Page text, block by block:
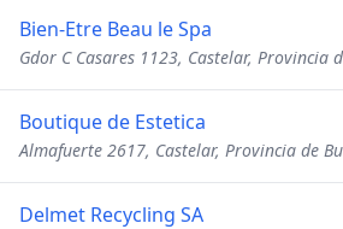
Bien-Etre Beau le Spa
Gdor C Casares 1123, Castelar, Provincia
Boutique de Estetica
Almafuerte 2617, Castelar, Provincia de
Delmet Recycling SA